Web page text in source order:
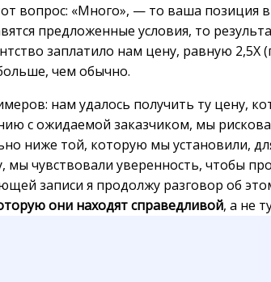
вопрос: «Много», — то ваша
предложенные условия, то
заплатило нам цену, равную
чем обычно.
нам удалось получить ту цену,
с ожидаемой заказчиком, мы
ниже той, которую мы установили,
мы чувствовали уверенность, чтобы
записи я продолжу разговор об
они находят справедливой, а не